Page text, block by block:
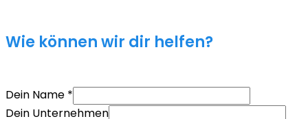
Wie können wir dir helfen?
Dein Name *
Dein Unternehmen